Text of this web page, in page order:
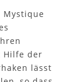
Mystique
Hilfe der
lässt